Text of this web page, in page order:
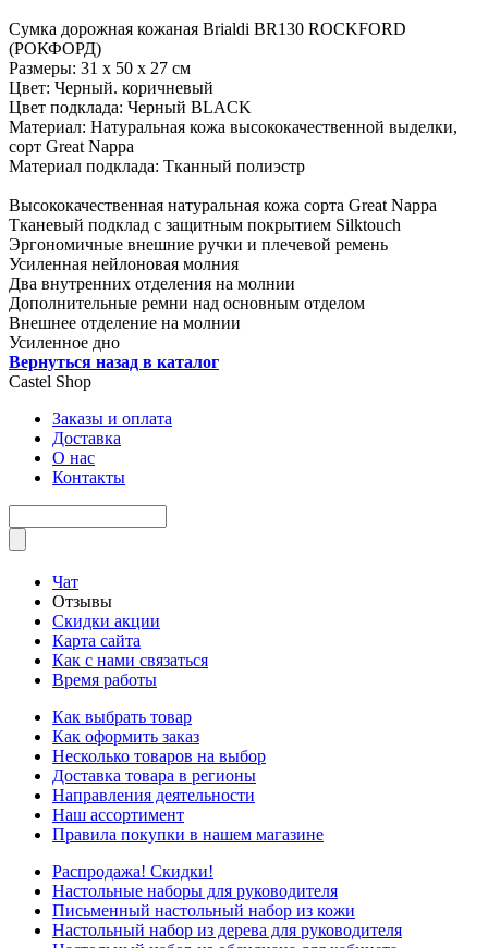
Сумка дорожная кожаная Brialdi BR130 ROCKFORD
(РОКФОРД)
Размеры: 31 х 50 х 27 см
Цвет: Черный. коричневый
Цвет подклада: Черный BLACK
Материал: Натуральная кожа высококачественной выделки,
сорт Great Nappa
Материал подклада: Тканный полиэстр
Высококачественная натуральная кожа сорта Great Nappa
Тканевый подклад с защитным покрытием Silktouch
Эргономичные внешние ручки и плечевой ремень
Усиленная нейлоновая молния
Два внутренних отделения на молнии
Дополнительные ремни над основным отделом
Внешнее отделение на молнии
Усиленное дно
Вернуться назад в каталог
Castel Shop
Заказы и оплата
Доставка
О нас
Контакты
Чат
Отзывы
Скидки акции
Карта сайта
Как с нами связаться
Время работы
Как выбрать товар
Как оформить заказ
Несколько товаров на выбор
Доставка товара в регионы
Направления деятельности
Наш ассортимент
Правила покупки в нашем магазине
Распродажа! Скидки!
Настольные наборы для руководителя
Письменный настольный набор из кожи
Настольный набор из дерева для руководителя